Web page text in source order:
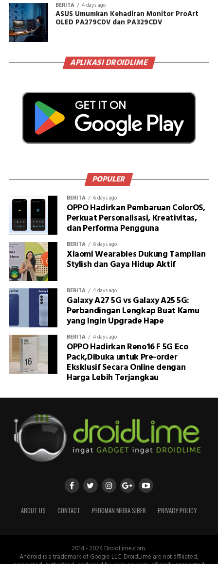
BERITA 4 days ago
ASUS Umumkan Kehadiran Monitor ProArt
OLED PA279CDV dan PA329CDV
APLIKASI DROIDLIME
POPULER
BERITA 6 days ago
OPPO Hadirkan Pembaruan ColorOS,
Perkuat Personalisasi, Kreativitas,
dan Performa Pengguna
BERITA 6 days ago
Xiaomi Wearables Dukung Tampilan
Stylish dan Gaya Hidup Aktif
BERITA 4 days ago
Galaxy A27 5G vs Galaxy A25 5G:
Perbandingan Lengkap Buat Kamu
yang Ingin Upgrade Hape
BERITA 4 days ago
OPPO Hadirkan Reno16 F 5G Eco
Pack,Dibuka untuk Pre-order
Eksklusif Secara Online dengan
Harga Lebih Terjangkau
ABOUT US CONTACT PEDOMAN MEDIA SIBER PRIVACY POLICY
2014 - 2024 DroidLime.com.
Android is a trademark of Google LLC. DroidLime are not affiliated,